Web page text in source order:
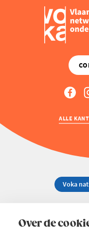
Over de
ALLE
02 229 81